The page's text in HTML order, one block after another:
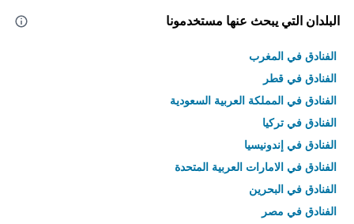
البلدان التي يبحث عنها مستخدمونا
الفنادق في المغرب
الفنادق في قطر
الفنادق في المملكة العربية السعودية
الفنادق في تركيا
الفنادق في إندونيسيا
الفنادق في الامارات العربية المتحدة
الفنادق في البحرين
الفنادق في مصر